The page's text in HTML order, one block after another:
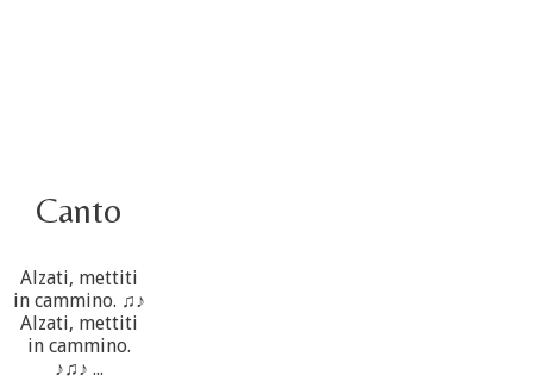
Canto
Alzati, mettiti
in cammino. ♫♪
Alzati, mettiti
in cammino.
♪♫♪ ...